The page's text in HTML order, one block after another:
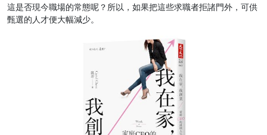
這是否現今職場的常態呢？所以，如果把這些求職者拒諸門外，可供
甄選的人才便大幅減少。